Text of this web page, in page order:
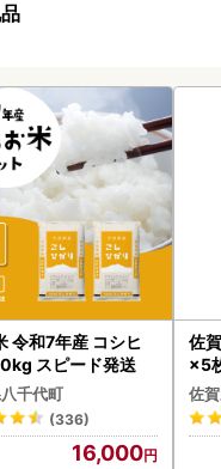
令和7年産 コシヒ
スピード発送
千代町
(336)
16,000
佐
×5
佐